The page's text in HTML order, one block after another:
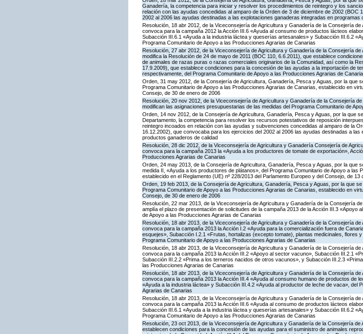
Ganadería, la competencia para iniciar y resolver los procedimientos de reintegro y los
relación con las ayudas concedidas al amparo de la Orden de 3 de diciembre de 2002 (BOC
2002 al 2006 las ayudas destinadas a las explotaciones ganaderas integradas en programas
Resolución, 18 abr 2012, de la Viceconsejería de Agricultura y Ganadería de la Consejería
convoca para la campaña 2012 la Acción III.6 «Ayuda al consumo de productos lácteos
Subacción III.6.1 «Ayuda a la industria láctea y queserías artesanales» y Subacción III.6.2
Programa Comunitario de Apoyo a las Producciones Agrarias de Canarias
Resolución, 27 abr 2012, de la Viceconsejería de Agricultura y Ganadería de la Consejería
modifica la Resolución de 24 de mayo de 2011 (BOC 110, 6.6.2011), que establece
de animales de razas puras o razas comerciales originarios de la Comunidad, así como la
17.9.2009), que establece condiciones para la concesión de las ayudas a la importación de
respectivamente, del Programa Comunitario de Apoyo a las Producciones Agrarias de
Orden, 31 may 2012, de la Consejería de Agricultura, Ganadería, Pesca y Aguas, por la que
Programa Comunitario de Apoyo a las Producciones Agrarias de Canarias, establecido en
Consejo, de 30 de enero de 2006
Resolución, 20 nov 2012, de la Viceconsejería de Agricultura y Ganadería de la Consejería
modifican las asignaciones presupuestarias de las medidas del Programa Comunitario de
Orden, 14 nov 2012, de la Consejería de Agricultura, Ganadería, Pesca y Aguas, por la que
Departamento, la competencia para resolver los recursos potestativos de reposición
reintegro incoados en relación con las ayudas y subvenciones concedidas al amparo de la
16.12.2002), que convocaba para los ejercicios del 2002 al 2006 las ayudas destinadas a
productos ganaderos de calidad
Resolución, 28 dic 2012, de la Viceconsejería de Agricultura y Ganadería Consejería de
convoca para la campaña 2013 la «Ayuda a los productores de tomate de exportación»,
Producciones Agrarias de Canarias
Orden, 24 may 2013, de la Consejería de Agricultura, Ganadería, Pesca y Aguas, por la que
medida II, «Ayuda a los productores de plátanos», del Programa Comunitario de Apoyo a las
establecido en el Reglamento (UE) nº 228/2013 del Parlamento Europeo y del Consejo, de 13
Orden, 19 feb 2013, de la Consejería de Agricultura, Ganadería, Pesca y Aguas, por la que
Programa Comunitario de Apoyo a las Producciones Agrarias de Canarias, establecido en
Consejo, de 30 de enero de 2006
Resolución, 22 mar 2013, de la Viceconsejería de Agricultura y Ganadería de la Consejería
amplía el plazo de presentación de solicitudes de la campaña 2013 de la Acción III.3 «Apoyo
de Apoyo a las Producciones Agrarias de Canarias
Resolución, 18 abr 2013, de la Viceconsejería de Agricultura y Ganadería de la Consejería
convoca para la campaña 2013 la Acción I.2 «Ayuda para la comercialización fuera de
esquejes», Subacción I.2.1 «Frutas, hortalizas (excepto tomate), plantas medicinales, flores
Programa Comunitario de Apoyo a las Producciones Agrarias de Canarias
Resolución, 18 abr 2013, de la Viceconsejería de Agricultura y Ganadería de la Consejería
convoca para la campaña 2013 la Acción III.2 «Apoyo al sector vacuno», Subacción III.2.1
Subacción III.2.2 «Prima a los terneros nacidos de otros vacunos», y Subacción III.2.3
las Producciones Agrarias de Canarias
Resolución, 18 abr 2013, de la Viceconsejería de Agricultura y Ganadería de la Consejería
convoca para la campaña 2013 la Acción III.4 «Ayuda al consumo humano de productos de
«Ayuda a la industria láctea» y Subacción III.4.2 «Ayuda al productor de leche de vaca», del
Agrarias de Canarias
Resolución, 18 abr 2013, de la Viceconsejería de Agricultura y Ganadería de la Consejería
convoca para la campaña 2013 la Acción III.6 «Ayuda al consumo de productos lácteos
Subacción III.6.1 «Ayuda a la industria láctea y queserías artesanales» y Subacción III.6.2
Programa Comunitario de Apoyo a las Producciones Agrarias de Canarias
Resolución, 23 oct 2013, de la Viceconsejería de Agricultura y Ganadería de la Consejería
establecen condiciones para la concesión de las ayudas para el suministro de animales